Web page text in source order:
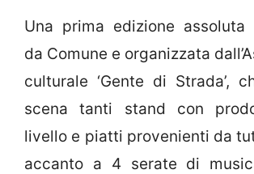
Una prima edizione assoluta
da Comune e organizzata
culturale ‘Gente di Strada’,
scena tanti stand con
livello e piatti provenienti da
accanto a 4 serate di